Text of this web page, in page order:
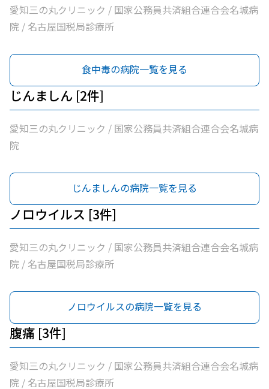
愛知三の丸クリニック / 国家公務員共済組合連合会名城病
院 / 名古屋国税局診療所
食中毒の病院一覧を見る
じんましん [2件]
愛知三の丸クリニック / 国家公務員共済組合連合会名城病
院
じんましんの病院一覧を見る
ノロウイルス [3件]
愛知三の丸クリニック / 国家公務員共済組合連合会名城病
院 / 名古屋国税局診療所
ノロウイルスの病院一覧を見る
腹痛 [3件]
愛知三の丸クリニック / 国家公務員共済組合連合会名城病
院 / 名古屋国税局診療所